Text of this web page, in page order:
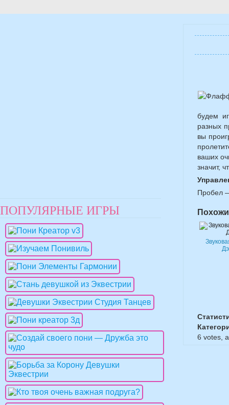
будем
разных
вы
ваших
значит,
Пробел
6 votes,
ПОПУЛЯРНЫЕ ИГРЫ